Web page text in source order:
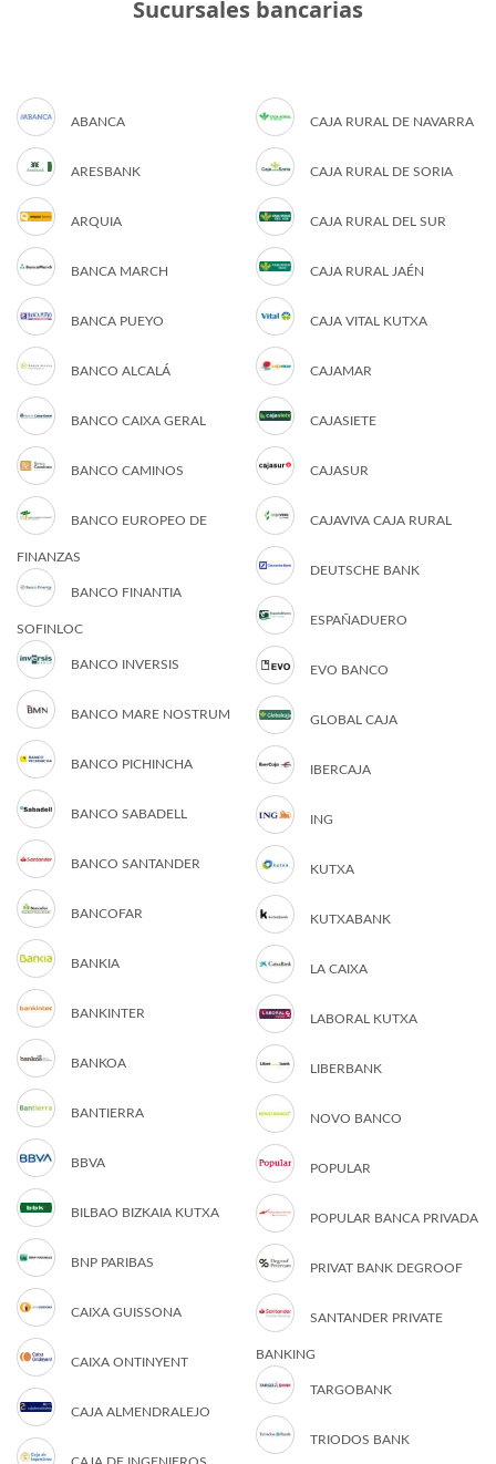
Sucursales bancarias
ABANCA
ARESBANK
ARQUIA
BANCA MARCH
BANCA PUEYO
BANCO ALCALÁ
BANCO CAIXA GERAL
BANCO CAMINOS
BANCO EUROPEO DE
FINANZAS
BANCO FINANTIA
SOFINLOC
BANCO INVERSIS
BANCO MARE NOSTRUM
BANCO PICHINCHA
BANCO SABADELL
BANCO SANTANDER
BANCOFAR
BANKIA
BANKINTER
BANKOA
BANTIERRA
BBVA
BILBAO BIZKAIA KUTXA
BNP PARIBAS
CAIXA GUISSONA
CAIXA ONTINYENT
CAJA ALMENDRALEJO
CAJA RURAL DE NAVARRA
CAJA RURAL DE SORIA
CAJA RURAL DEL SUR
CAJA RURAL JAÉN
CAJA VITAL KUTXA
CAJAMAR
CAJASIETE
CAJASUR
CAJAVIVA CAJA RURAL
DEUTSCHE BANK
ESPAÑADUERO
EVO BANCO
GLOBAL CAJA
IBERCAJA
ING
KUTXA
KUTXABANK
LA CAIXA
LABORAL KUTXA
LIBERBANK
NOVO BANCO
POPULAR
POPULAR BANCA PRIVADA
PRIVAT BANK DEGROOF
SANTANDER PRIVATE
BANKING
TARGOBANK
TRIODOS BANK